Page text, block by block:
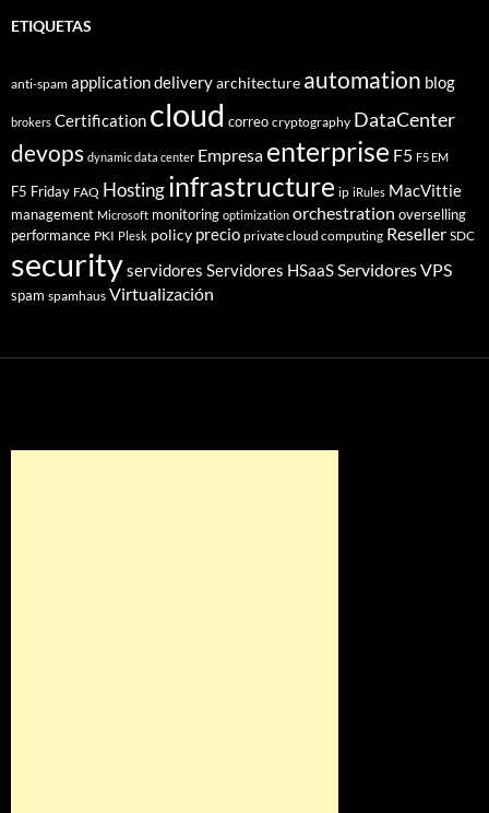
ETIQUETAS
anti-spam application deliveryarchitecture automation blog
brokers Certification cloud correo cryptography DataCenter
devops dynamic data center Empresa enterprise F5 F5 EM
F5 Friday FAQ Hostinginfrastructure ip iRules MacVittie
management Microsoft monitoring optimization orchestration overselling
performance PKI Plesk policy precio private cloud computing Reseller SDC
securityservidores Servidores HSaaSServidores VPS
spam spamhaus Virtualización